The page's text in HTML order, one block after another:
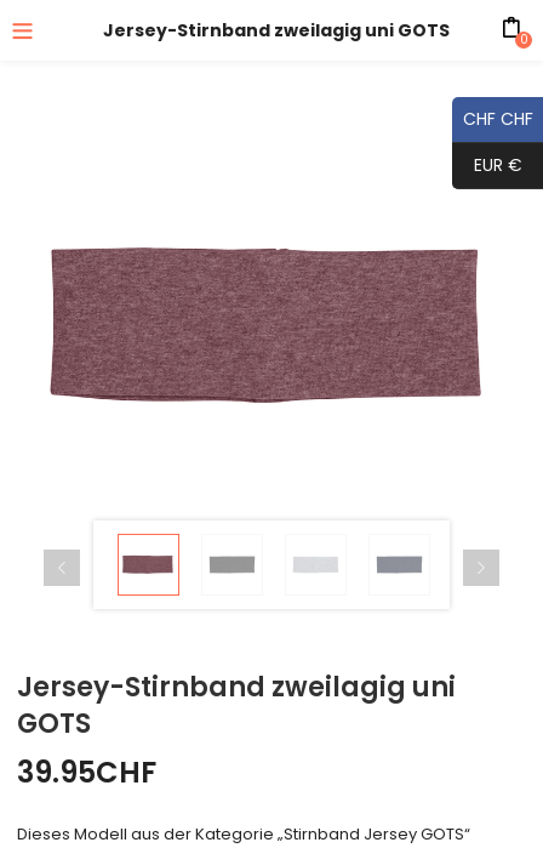
Jersey-Stirnband zweilagig uni GOTS 0
Jersey-Stirnband zweilagig uni
GOTS
39.95CHF
Dieses Modell aus der Kategorie „Stirnband Jersey GOTS“
CHF CHF
EUR €